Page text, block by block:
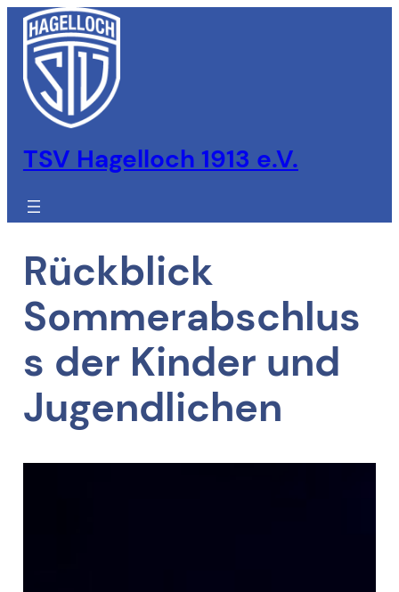
Zum
Inhalt
springen
TSV Hagelloch 1913 e.V.
Rückblick
Sommerabschlus
s der Kinder und
Jugendlichen